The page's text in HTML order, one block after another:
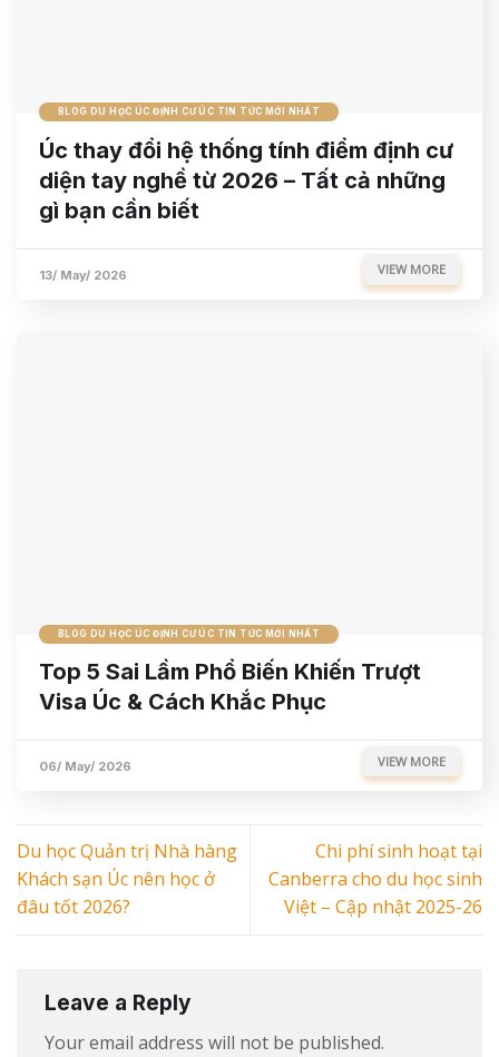
BLOG DU HỌC ÚC ĐỊNH CƯ ÚC TIN TỨC MỚI NHẤT
Úc thay đổi hệ thống tính điểm định cư
diện tay nghề từ 2026 – Tất cả những
gì bạn cần biết
13/ May/ 2026 VIEW MORE
BLOG DU HỌC ÚC ĐỊNH CƯ ÚC TIN TỨC MỚI NHẤT
Top 5 Sai Lầm Phổ Biến Khiến Trượt
Visa Úc & Cách Khắc Phục
06/ May/ 2026 VIEW MORE
Du học Quản trị Nhà hàng
Khách sạn Úc nên học ở
đâu tốt 2026?
Chi phí sinh hoạt tại
Canberra cho du học sinh
Việt – Cập nhật 2025-26
Leave a Reply
Your email address will not be published.